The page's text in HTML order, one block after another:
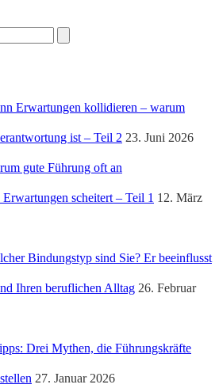
Erwartungen kollidieren – warum
ist – Teil 2 23. Juni 2026
gute Führung oft an
Erwartungen scheitert – Teil 1 12. März
Bindungstyp sind Sie? Er beeinflusst
Ihren beruflichen Alltag 26. Februar
Drei Mythen, die Führungskräfte
27. Januar 2026